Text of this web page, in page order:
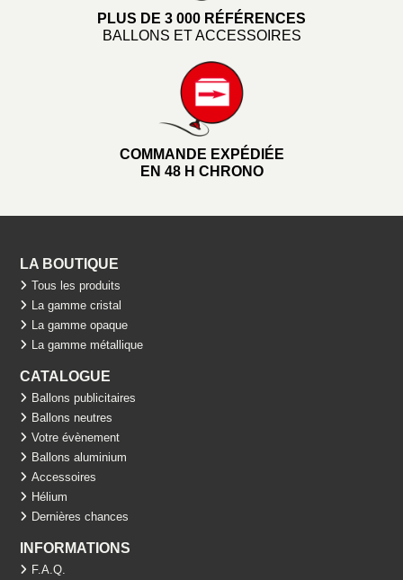
PLUS DE 3 000 RÉFÉRENCES
BALLONS ET ACCESSOIRES
COMMANDE EXPÉDIÉE
EN 48 H CHRONO
LA BOUTIQUE
Tous les produits
La gamme cristal
La gamme opaque
La gamme métallique
CATALOGUE
Ballons publicitaires
Ballons neutres
Votre évènement
Ballons aluminium
Accessoires
Hélium
Dernières chances
INFORMATIONS
F.A.Q.